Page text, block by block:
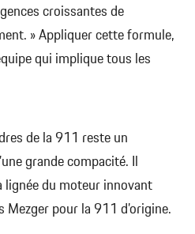
croissantes de
» Appliquer cette formule,
qui implique tous les
de la 911 reste un
grande compacité. Il
du moteur innovant
pour la 911 d’origine.